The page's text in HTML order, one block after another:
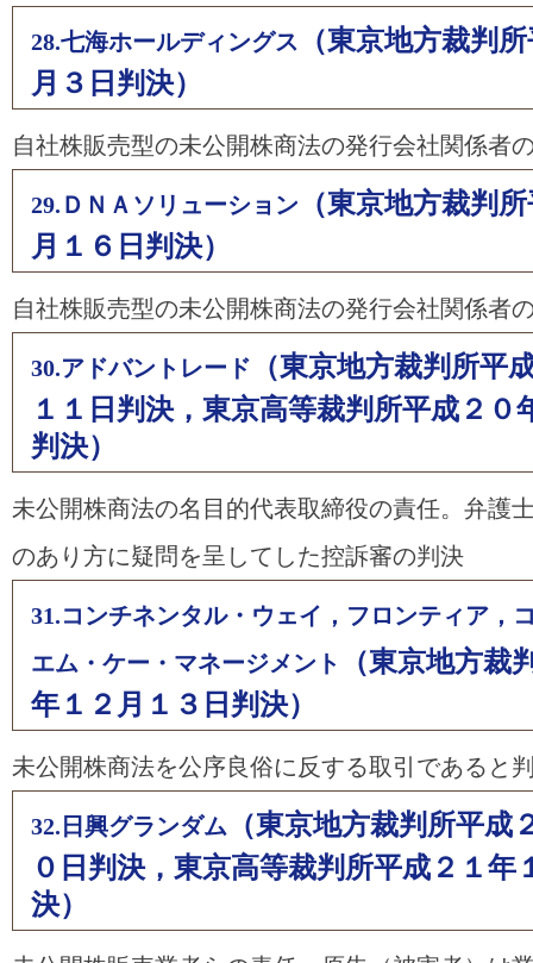
28.七海ホールディングス
（東京地方裁判
月３日判決）
自社株販売型の未公開株商法の発行会社関係者
29.ＤＮＡソリューション
（東京地方裁判
月１６日判決）
自社株販売型の未公開株商法の発行会社関係者
30.アドバントレード
（東京地方裁判所平
１１日判決，東京高等裁判所平成２０
判決）
未公開株商法の名目的代表取締役の責任。弁護
のあり方に疑問を呈してした控訴審の判決
31.コンチネンタル・ウェイ，フロンティア，
エム・ケー・マネージメント
（東京地方裁
年１２月１３日判決）
未公開株商法を公序良俗に反する取引であると
32.日興グランダム
（東京地方裁判所平成
０日判決，東京高等裁判所平成２１年
決）